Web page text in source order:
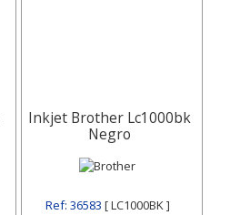
Inkjet Brother Lc1000bk
Negro
Ref: 36583 [ LC1000BK ]